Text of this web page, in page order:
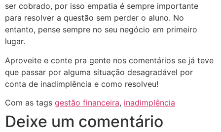
ser cobrado, por isso empatia é sempre importante
para resolver a questão sem perder o aluno. No
entanto, pense sempre no seu negócio em primeiro
lugar.
Aproveite e conte pra gente nos comentários se já teve
que passar por alguma situação desagradável por
conta de inadimplência e como resolveu!
Com as tags gestão financeira, inadimplência
Deixe um comentário